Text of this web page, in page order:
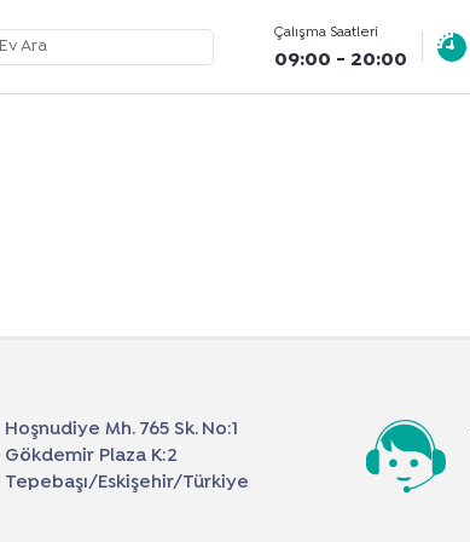
Çalışma Saatleri
09:00 - 20:00
Hoşnudiye Mh. 765 Sk. No:1
Gökdemir Plaza K:2
Tepebaşı/Eskişehir/Türkiye